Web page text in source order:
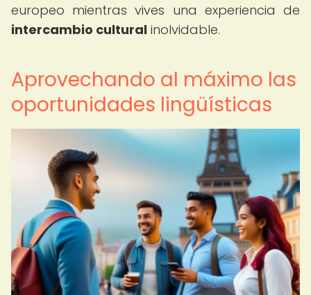
europeo mientras vives una experiencia de
intercambio cultural inolvidable.
Aprovechando al máximo las
oportunidades lingüísticas